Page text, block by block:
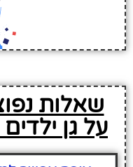
שאלות
על גן